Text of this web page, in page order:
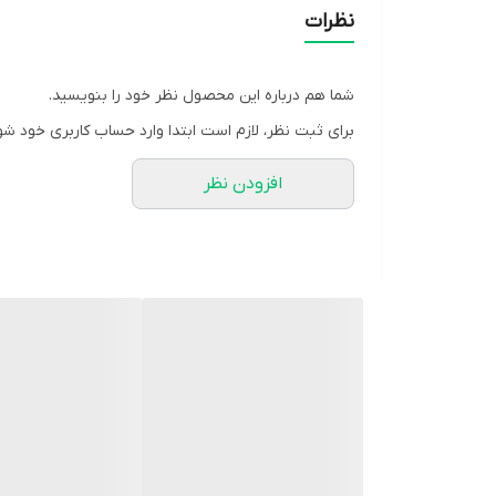
قفل 6,5سانتی درب سرویس برند سپه
نظرات
شما هم درباره این محصول نظر خود را بنویسید.
برای ثبت نظر، لازم است ابتدا وارد حساب کاربری خود
افزودن نظر